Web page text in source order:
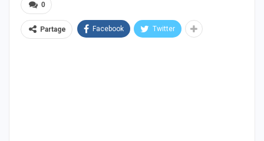
0
Partage Facebook Twitter